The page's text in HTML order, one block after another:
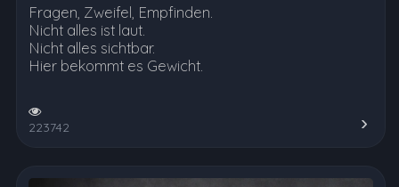
Fragen, Zweifel, Empfinden.
Nicht alles ist laut.
Nicht alles sichtbar.
Hier bekommt es Gewicht.
223742